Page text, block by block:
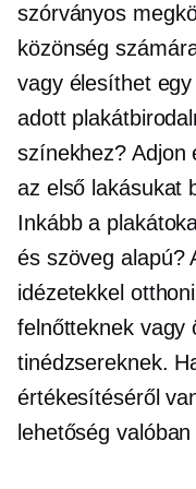
szórványos
közönség
vagy élesíthet
adott
színekhez? Adjon
az első lakásukat
Inkább a
és szöveg alapú?
idézetekkel
felnőtteknek vagy
tinédzsereknek.
értékesítéséről
lehetőség